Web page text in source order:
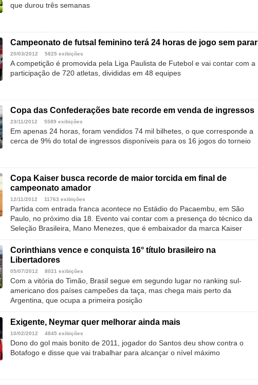
que durou três semanas
Campeonato de futsal feminino terá 24 horas de jogo sem parar
20/03/2012 5825 exibições
A competição é promovida pela Liga Paulista de Futebol e vai contar com a
participação de 720 atletas, divididas em 48 equipes
Copa das Confederações bate recorde em venda de ingressos
23/11/2012 5589 exibições
Em apenas 24 horas, foram vendidos 74 mil bilhetes, o que corresponde a
cerca de 9% do total de ingressos disponíveis para os 16 jogos do torneio
Copa Kaiser busca recorde de maior torcida em final de
campeonato amador
12/11/2012 11763 exibições
Partida com entrada franca acontece no Estádio do Pacaembu, em São
Paulo, no próximo dia 18. Evento vai contar com a presença do técnico da
Seleção Brasileira, Mano Menezes, que é embaixador da marca Kaiser
Corinthians vence e conquista 16° título brasileiro na
Libertadores
05/07/2012 8021 exibições
Com a vitória do Timão, Brasil segue em segundo lugar no ranking sul-
americano dos países campeões da taça, mas chega mais perto da
Argentina, que ocupa a primeira posição
Exigente, Neymar quer melhorar ainda mais
10/02/2012 4845 exibições
Dono do gol mais bonito de 2011, jogador do Santos deu show contra o
Botafogo e disse que vai trabalhar para alcançar o nível máximo